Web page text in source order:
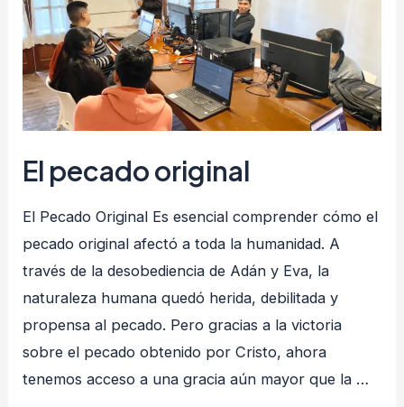
El pecado original
El Pecado Original Es esencial comprender cómo el
pecado original afectó a toda la humanidad. A
través de la desobediencia de Adán y Eva, la
naturaleza humana quedó herida, debilitada y
propensa al pecado. Pero gracias a la victoria
sobre el pecado obtenido por Cristo, ahora
tenemos acceso a una gracia aún mayor que la …